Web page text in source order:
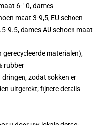
6-10, dames
maat 3-9,5, EU schoen
9.5, dames AU schoen maat
gerecycleerde materialen),
rubber
zodat sokken er
uitgerekt; fijnere details